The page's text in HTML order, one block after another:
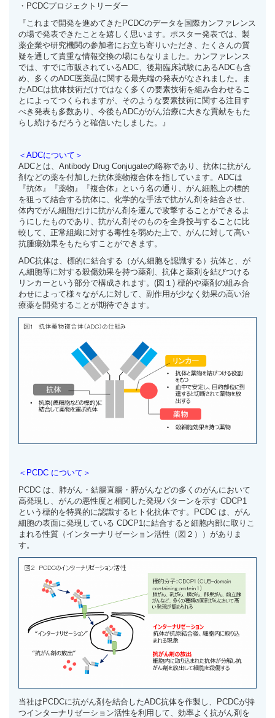
・ PCDCプロジェクトリーダー
『これまで開発を進めてきたPCDCのデータを国際カンファレンス
の場で発表できたことを嬉しく思います。ポスター発表では、製
薬企業や研究機関の参加者にお立ち寄りいただき、たくさんの質
疑を通して貴重な情報交換の場にもなりました。カンファレンス
では、すでに市販されているADC、後期臨床試験にあるADCも含
め、多くのADC医薬品に関する最先端の発表がなされました。ま
たADCは抗体技術だけではなく多くの要素技術を組み合わせるこ
とによってつくられますが、そのような要素技術に関する注目す
べき発表も多数あり、今後もADCががん治療に大きな貢献をもた
らし続けるだろうと確信いたしました。』
＜ADCについて＞
ADCとは、Antibody Drug Conjugateの略称であり、抗体に抗がん
剤などの薬を付加した抗体薬物複合体を指しています。ADCは
『抗体』『薬物』『複合体』という名の通り、がん細胞上の標的
を狙って結合する抗体に、化学的な手法で抗がん剤を結合させ、
体内でがん細胞だけに抗がん剤を運んで攻撃することができるよ
うにしたものであり、抗がん剤そのものを全身投与することに比
較して、正常組織に対する毒性を弱めた上で、がんに対して高い
抗腫瘍効果をもたらすことができます。
ADC抗体は、標的に結合する（がん細胞を認識する）抗体と、が
ん細胞等に対する殺傷効果を持つ薬剤、抗体と薬剤を結びつける
リンカーという部分で構成されます。(図１) 標的や薬剤の組み合
わせによって様々ながんに対して、副作用が少なく効果の高い治
療薬を開発することが期待できます。
＜ PCDC について＞
PCDC は、肺がん・結腸直腸・膵がんなどの多くのがんにおいて
高発現し、がんの悪性度と相関した発現パターンを示す CDCP1
という標的を特異的に認識するヒト化抗体です。PCDC は、がん
細胞の表面に発現している CDCP1に結合すると細胞内部に取りこ
まれる性質（インターナリゼーション活性（図２））がありま
す。
当社はPCDCに抗がん剤を結合したADC抗体を作製し、PCDCが持
つインターナリゼーション活性を利用して、効率よく抗がん剤を